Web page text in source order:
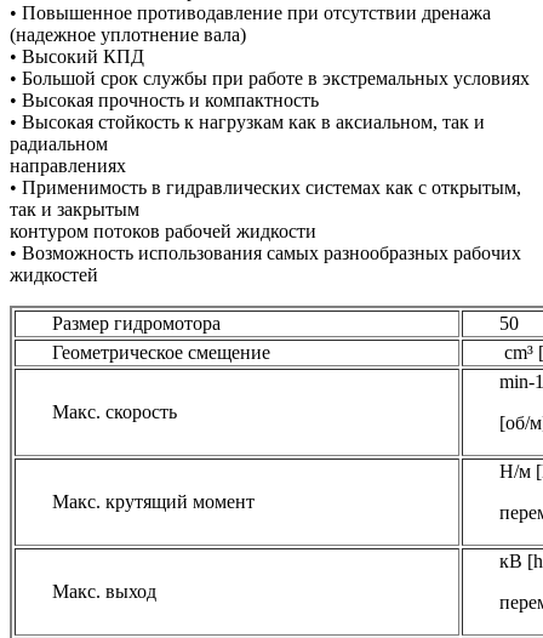
• Повышенное противодавление при отсутствии дренажа
(надежное уплотнение вала)
• Высокий КПД
• Большой срок службы при работе в экстремальных условиях
• Высокая прочность и компактность
• Высокая стойкость к нагрузкам как в аксиальном, так и
радиальном
направлениях
• Применимость в гидравлических системах как с открытым,
так и закрытым
контуром потоков рабочей жидкости
• Возможность использования самых разнообразных рабочих
жидкостей
Размер гидромотора
50
Геометрическое смещение
cm³
Макс. скорость
min-
[об/
Макс. крутящий момент
Н/м
Макс. выход
кВ